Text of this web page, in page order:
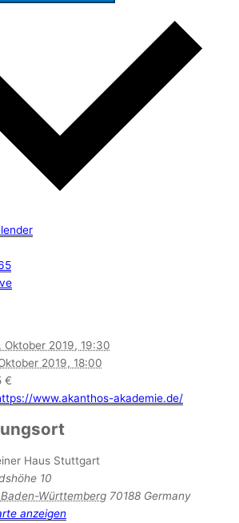
Oktober 2019, 19:30
2019, 18:00
€
www.akanthos-akademie.de/
Haus Stuttgart
10
Baden-Württemberg 70188 Germany
anzeigen